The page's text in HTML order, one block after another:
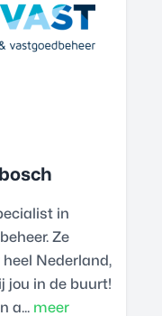
in
Ze
Nederland,
jou in de buurt!
a... meer